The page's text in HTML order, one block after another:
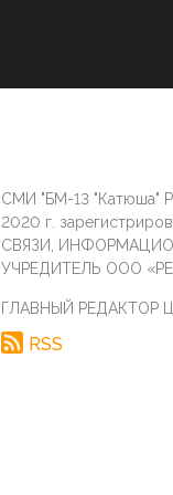
СМИ "БМ-13 "Катюша"
2020 г.
СВЯЗИ,
УЧРЕДИТЕЛЬ ООО
ГЛАВНЫЙ РЕДАКТОР
RSS